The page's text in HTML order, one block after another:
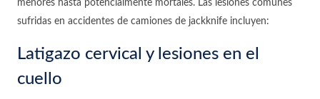
menores hasta potencialmente mortales. Las lesiones comunes
sufridas en accidentes de camiones de jackknife incluyen:
Latigazo cervical y lesiones en el
cuello